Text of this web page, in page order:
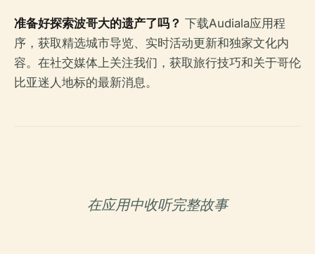
准备好探索波哥大的遗产了吗？ 下载Audiala应用程
序，获取精选城市导览、实时活动更新和独家文化内
容。在社交媒体上关注我们，获取旅行技巧和关于哥伦
比亚迷人地标的最新消息。
在应用中收听完整故事